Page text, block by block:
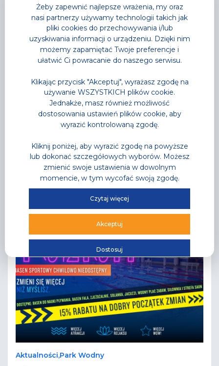
Park Wodny
Noc saunowa na którą
wszyscy czekali
najgorętsza noc tego lata już za moment
Przeczytaj
Aktualności,Park Wodny
Żeby zapewnić najlepsze wrażenia, my oraz
nasi partnerzy używamy technologii takich jak
pliki cookies do przechowywania i/lub
uzyskiwania informacji o urządzeniu. Dzięki nim
możemy zapamiętać Twoje preferencje i
ułatwić Ci powracanie do naszego serwisu.
Klikając przycisk "Akceptuj", wyrażasz zgodę na
używanie WSZYSTKICH plików cookie.
Jednakże, masz również możliwość
dostosowania ustawień plików cookie, aby
wyrazić kontrolowaną zgodę.
Kliknij poniżej, aby wyrazić zgodę na powyższe
lub dokonać szczegółowych wyborów. Możesz
zmienić swoje ustawienia w dowolnym
momencie, w tym wycofać swoją zgodę.
Czytaj więcej
Akceptuj
Dostosuj